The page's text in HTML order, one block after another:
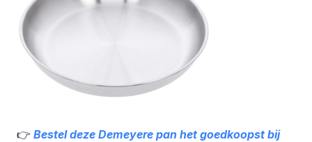
👉 Bestel deze Demeyere pan het goedkoopst bij